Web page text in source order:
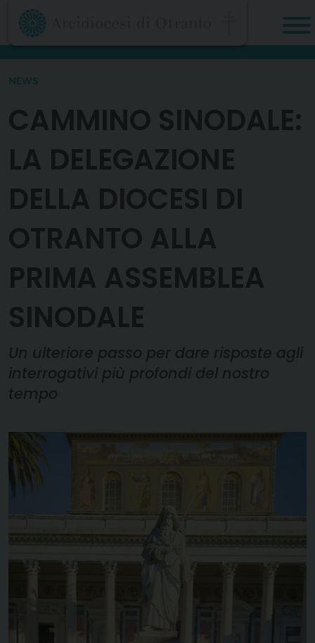
Skip
content
NEWS
CAMMINO SINODALE:
LA DELEGAZIONE
DELLA DIOCESI DI
OTRANTO ALLA
PRIMA ASSEMBLEA
SINODALE
Un ulteriore passo per dare risposte agli
interrogativi più profondi del nostro
tempo